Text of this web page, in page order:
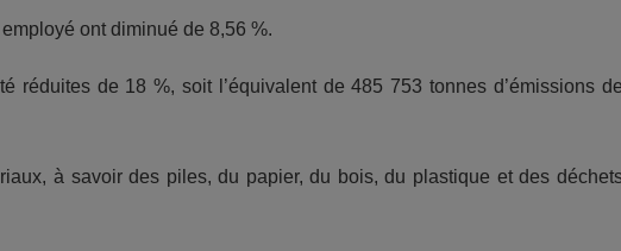
ont diminué de 8,56 %.
réduites de 18 %, soit l’équivalent de 485 753 tonnes d’émissions de
à savoir des piles, du papier, du bois, du plastique et des